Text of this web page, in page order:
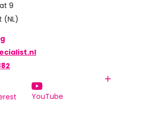
9
(NL)
YouTube